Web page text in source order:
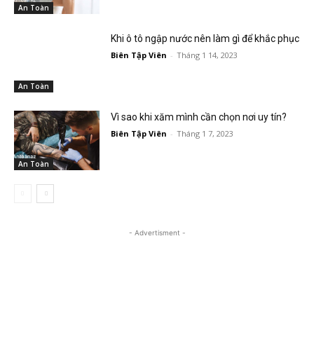
An Toàn
An Toàn
Khi ô tô ngập nước nên làm gì để khắc phục
Biên Tập Viên - Tháng 1 14, 2023
An Toàn
Vì sao khi xăm mình cần chọn nơi uy tín?
Biên Tập Viên - Tháng 1 7, 2023
- Advertisment -